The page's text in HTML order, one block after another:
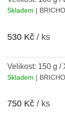
Skladem |
530 Kč / ks
Velikost: 150 g /
Skladem |
750 Kč / ks